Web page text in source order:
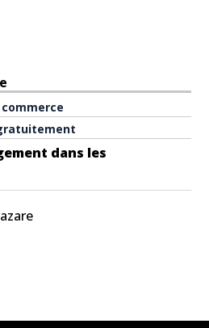
dans les